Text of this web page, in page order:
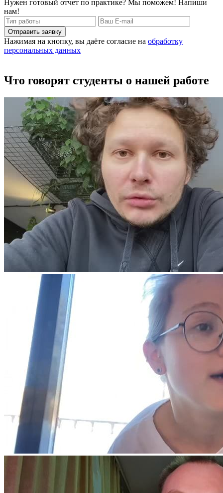
Нужен готовый отчет по практике? Мы поможем! Напиши
нам!
Отправить заявку
Нажимая на кнопку, вы даёте согласие на обработку
персональных данных
Что говорят студенты о нашей работе